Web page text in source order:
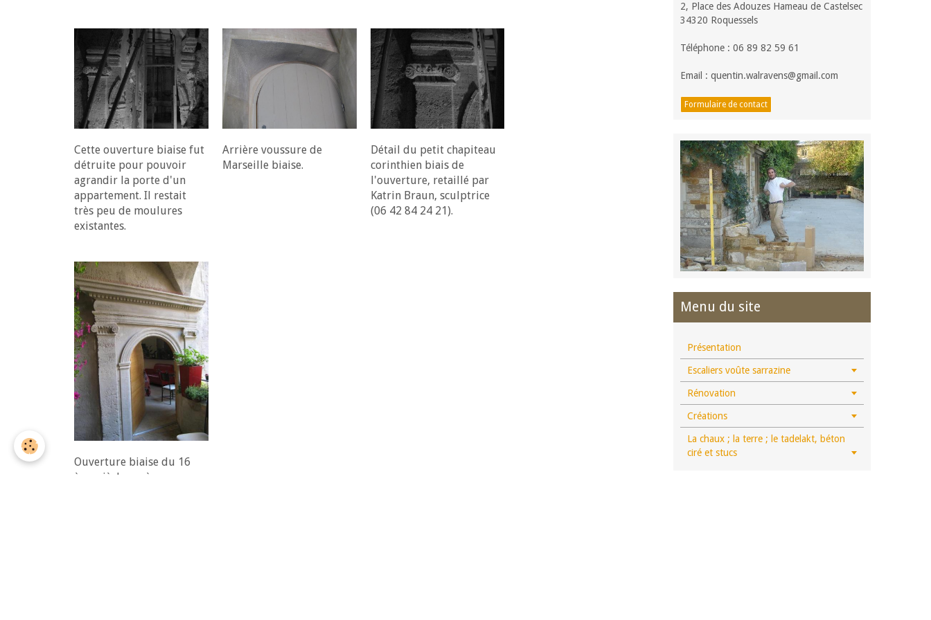
Cette ouverture biaise fut
détruite pour pouvoir
agrandir la porte d'un
appartement. Il restait
très peu de moulures
existantes.
Arrière voussure de
Marseille biaise.
Détail du petit chapiteau
corinthien biais de
l'ouverture, retaillé par
Katrin Braun, sculptrice
(06 42 84 24 21).
Ouverture biaise du 16
ème siècle après
2, Place des Adouzes Hameau de Castelsec
34320 Roquessels
Téléphone : 06 89 82 59 61
Email : quentin.walravens@gmail.com
Formulaire de contact
Menu du site
Présentation
Escaliers voûte sarrazine
Rénovation
Créations
La chaux ; la terre ; le tadelakt, béton
ciré et stucs